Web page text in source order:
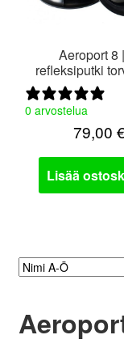
Aeroport 8
refleksiputki
0 arvostelua
79,00
Lisää